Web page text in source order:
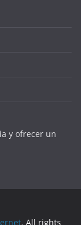
y ofrecer un
. All rights